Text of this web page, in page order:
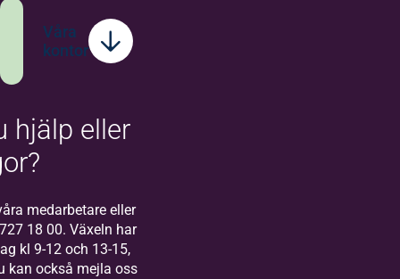
Våra
kontor
Bilda
Bilda Stockholm! I
Stockholm finns
vårt regionkontor
för Bilda Öst.
hjälp eller
medarbetare eller
18 00. Växeln har
kl 9-12 och 13-15,
kan också mejla oss